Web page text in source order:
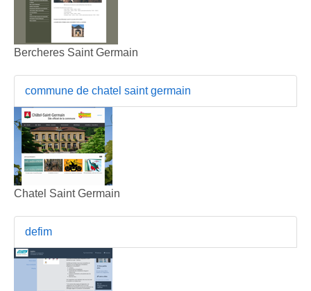
Bercheres Saint Germain
commune de chatel saint germain
Chatel Saint Germain
defim